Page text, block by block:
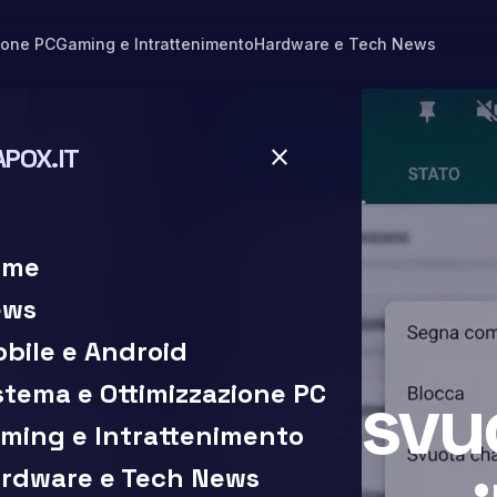
PCGaming e IntrattenimentoHardware e Tech News
close
e Android
e Ottimizzazione PC
e Intrattenimento
e Tech News
lettura
come